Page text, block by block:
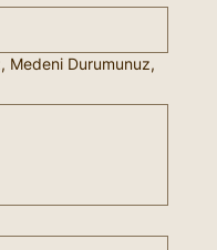
Medeni Durumunuz,